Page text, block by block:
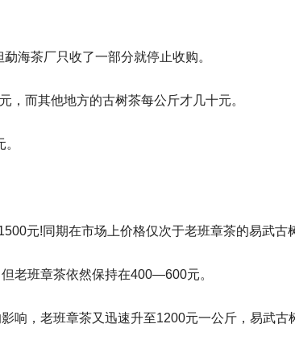
海茶厂只收了一部分就停止收购。
，而其他地方的古树茶每公斤才几十元。
元!同期在市场上价格仅次于老班章茶的易武古
老班章茶依然保持在400—600元。
响，老班章茶又迅速升至1200元一公斤，易武古